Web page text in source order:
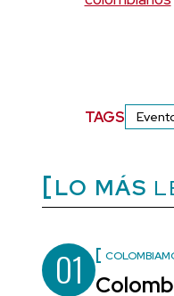
TAGS
LO MÁS
01